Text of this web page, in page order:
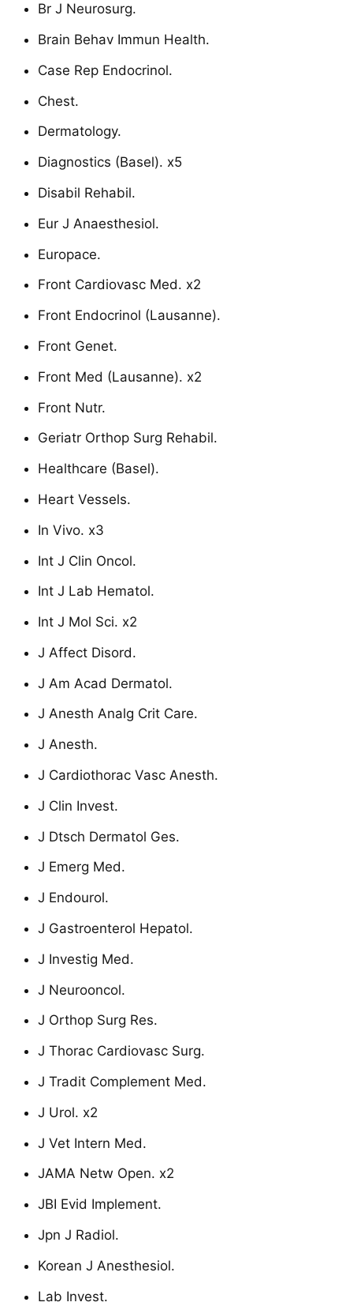
Br J Neurosurg.
Brain Behav Immun Health.
Case Rep Endocrinol.
Chest.
Dermatology.
Diagnostics (Basel). x5
Disabil Rehabil.
Eur J Anaesthesiol.
Europace.
Front Cardiovasc Med. x2
Front Endocrinol (Lausanne).
Front Genet.
Front Med (Lausanne). x2
Front Nutr.
Geriatr Orthop Surg Rehabil.
Healthcare (Basel).
Heart Vessels.
In Vivo. x3
Int J Clin Oncol.
Int J Lab Hematol.
Int J Mol Sci. x2
J Affect Disord.
J Am Acad Dermatol.
J Anesth Analg Crit Care.
J Anesth.
J Cardiothorac Vasc Anesth.
J Clin Invest.
J Dtsch Dermatol Ges.
J Emerg Med.
J Endourol.
J Gastroenterol Hepatol.
J Investig Med.
J Neurooncol.
J Orthop Surg Res.
J Thorac Cardiovasc Surg.
J Tradit Complement Med.
J Urol. x2
J Vet Intern Med.
JAMA Netw Open. x2
JBI Evid Implement.
Jpn J Radiol.
Korean J Anesthesiol.
Lab Invest.